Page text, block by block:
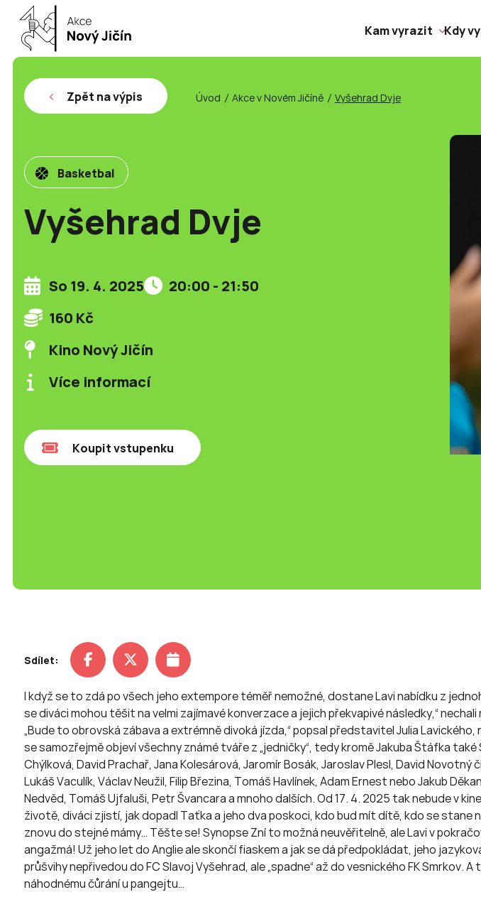
Kam vyrazit Kdy
Zpět na výpis Úvod Akce v Novém Jičíně Vyšehrad Dvje
Basketbal
Vyšehrad Dvje
So 19. 4. 2025
20:00 - 21:50
160 Kč
Kino Nový Jičín
Více informací
Koupit vstupenku
Sdílet:
I když se to zdá po všech jeho extempore téměř nemožné, dostane Lavi nabídku z
se diváci mohou těšit na velmi zajímavé konverzace a jejich překvapivé následky,“
„Bude to obrovská zábava a extrémně divoká jízda,“ popsal představitel Julia
se samozřejmě objeví všechny známé tváře z „jedničky“, tedy kromě Jakuba Štáfka také
Chýlková, David Prachař, Jana Kolesárová, Jaromír Bosák, Jaroslav Plesl, David
Lukáš Vaculík, Václav Neužil, Filip Březina, Tomáš Havlínek, Adam Ernest nebo Jakub
Nedvěd, Tomáš Ujfaluši, Petr Švancara a mnoho dalších. Od 17. 4. 2025 tak nebude v
životě, diváci zjistí, jak dopadl Taťka a jeho dva poskoci, kdo bud mít dítě, kdo se
znovu do stejné mámy… Těšte se! Synopse Zní to možná neuvěřitelně, ale Lavi v
angažmá! Už jeho let do Anglie ale skončí fiaskem a jak se dá předpokládat, jeho
průšvihy nepřivedou do FC Slavoj Vyšehrad, ale „spadne“ až do vesnického FK
náhodnému čůrání u pangejtu…